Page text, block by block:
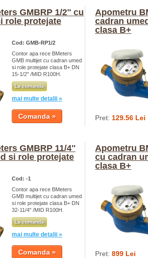
GMBRP 1/2'' cu
role protejate
Cod: GMB-RP1/2
Contor apa rece BMeters
GMB multijet cu cadran umed
si role protejate clasa B+ DN
15-1/2" /MID R100H.
La comanda
mai multe detalii »
Apometru
cadran
clasa B+
Pret: 129.56 Lei
GMBRP 11/4''
si role protejate
Cod: -1
Contor apa rece BMeters
GMB multijet cu cadran umed
si role protejate clasa B+ DN
32-11/4" /MID R100H.
La comanda
mai multe detalii »
Apometru
cu cadran
clasa B+
Pret: 899 Lei